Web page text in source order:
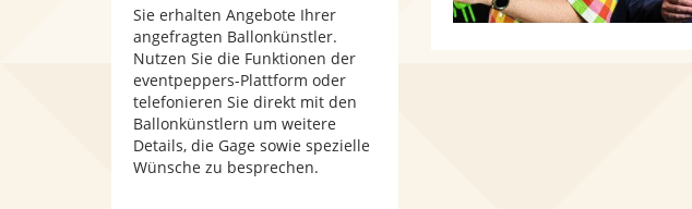
Sie erhalten Angebote Ihrer
angefragten Ballonkünstler.
Nutzen Sie die Funktionen der
eventpeppers-Plattform oder
telefonieren Sie direkt mit den
Ballonkünstlern um weitere
Details, die Gage sowie spezielle
Wünsche zu besprechen.